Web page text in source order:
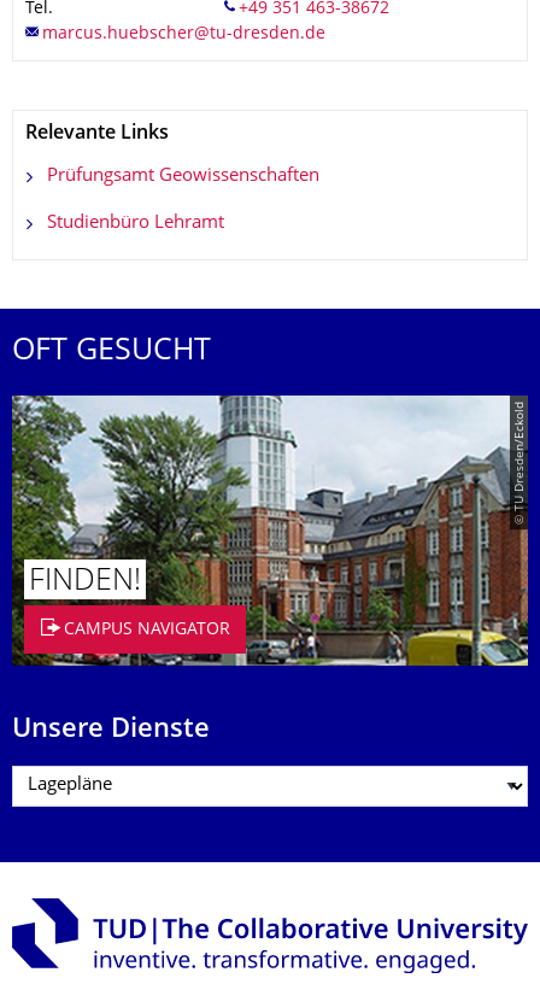
Tel.
Relevante Links
Prüfungsamt Geowissenschaften
Studienbüro Lehramt
OFT GESUCHT
© TU Dresden/Eckold
FINDEN!
CAMPUS NAVIGATOR
Unsere Dienste